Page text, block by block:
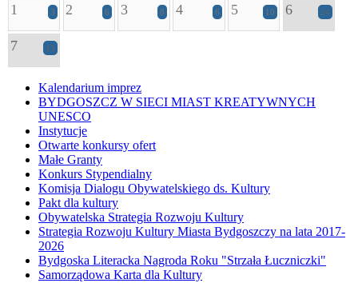
1 3 2 6 3 8 4 6 5 10 6 24
7 13
Kalendarium imprez
BYDGOSZCZ W SIECI MIAST KREATYWNYCH
UNESCO
Instytucje
Otwarte konkursy ofert
Małe Granty
Konkurs Stypendialny
Komisja Dialogu Obywatelskiego ds. Kultury
Pakt dla kultury
Obywatelska Strategia Rozwoju Kultury
Strategia Rozwoju Kultury Miasta Bydgoszczy na lata 2017-
2026
Bydgoska Literacka Nagroda Roku "Strzała Łuczniczki"
Samorządowa Karta dla Kultury